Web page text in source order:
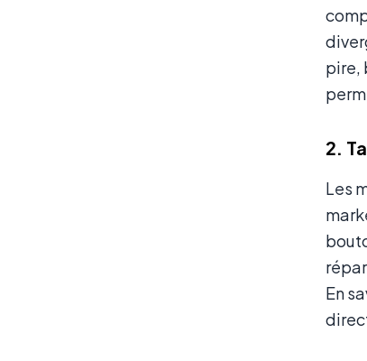
pire,
2.
Les
En